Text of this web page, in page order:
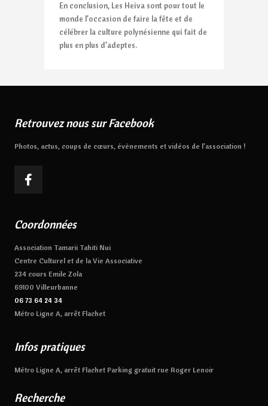
En conclusion, Les Heiva sont pour tout le
monde l’occasion de faire la fête et de
célébrer la culture polynésienne qui fait de
plus en plus d’adeptes.
Retrouvez nous sur Facebook
Photos, actus, coups de cœurs, évènements et vidéos de l’association !
Coordonnées
Association Tamarii Tahiti Nui
Centre Culturel et de la Vie Associative
234 cours Emile Zola
69100 Villeurbanne
06 73 64 24 34
Métro Ligne A, arrêt Flachet
Infos pratiques
Métro Ligne A, arrêt Flachet Parking gratuit rue Roger Lenoir
Recherche